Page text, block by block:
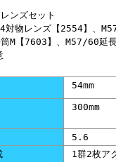
ンズセット
対物レンズ【2554】、
M【7603】、M57/60延
54mm
300mm
5.6
1群2枚ア